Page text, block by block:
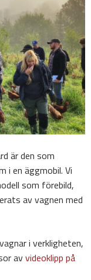
är den som
i en äggmobil. Vi
som förebild,
av vagnen med
i verkligheten,
avvideoklipp på